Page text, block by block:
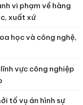
vi phạm về hàng
xuất xứ
học và công nghệ,
vực công nghiệp
tố vụ án hình sự